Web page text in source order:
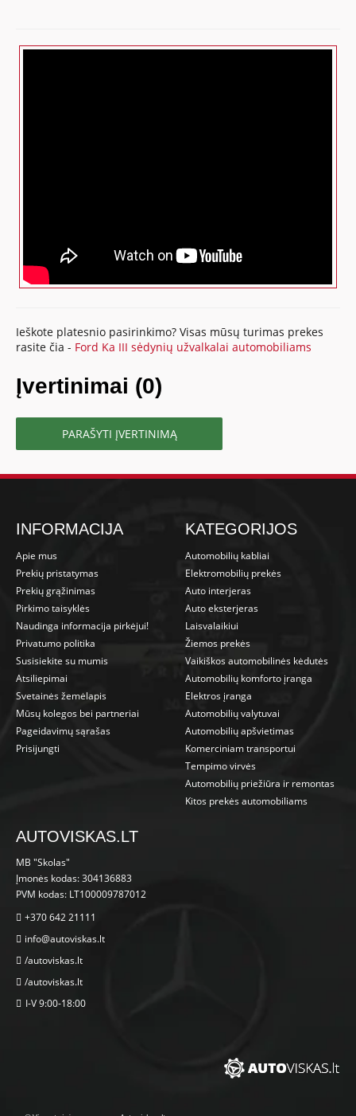
Ieškote platesnio pasirinkimo? Visas mūsų turimas prekes
rasite čia - Ford Ka III sėdynių užvalkalai automobiliams
Įvertinimai (0)
PARAŠYTI ĮVERTINIMĄ
INFORMACIJA
Apie mus
Prekių pristatymas
Prekių grąžinimas
Pirkimo taisyklės
Naudinga informacija pirkėjui!
Privatumo politika
Susisiekite su mumis
Atsiliepimai
Svetainės žemėlapis
Mūsų kolegos bei partneriai
Pageidavimų sąrašas
Prisijungti
KATEGORIJOS
Automobilių kabliai
Elektromobilių prekės
Auto interjeras
Auto eksterjeras
Laisvalaikiui
Žiemos prekės
Vaikiškos automobilinės kėdutės
Automobilių komforto įranga
Elektros įranga
Automobilių valytuvai
Automobilių apšvietimas
Komerciniam transportui
Tempimo virvės
Automobilių priežiūra ir remontas
Kitos prekės automobiliams
AUTOVISKAS.LT
MB "Skolas"
Įmonės kodas: 304136883
PVM kodas: LT100009787012
+370 642 21111
info@autoviskas.lt
/autoviskas.lt
/autoviskas.lt
I-V 9:00-18:00